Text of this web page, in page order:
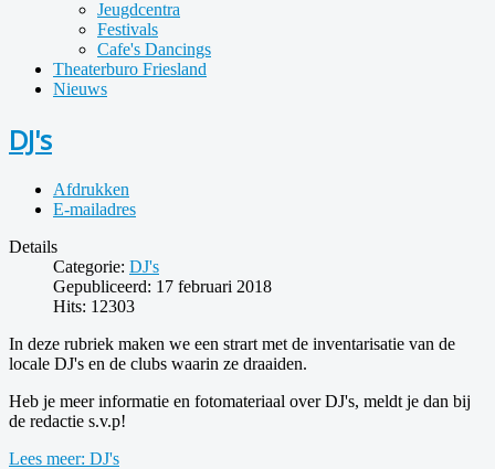
Jeugdcentra
Festivals
Cafe's Dancings
Theaterburo Friesland
Nieuws
DJ's
Afdrukken
E-mailadres
Details
Categorie: DJ's
Gepubliceerd: 17 februari 2018
Hits: 12303
In deze rubriek maken we een strart met de inventarisatie van de
locale DJ's en de clubs waarin ze draaiden.
Heb je meer informatie en fotomateriaal over DJ's, meldt je dan bij
de redactie s.v.p!
Lees meer: DJ's